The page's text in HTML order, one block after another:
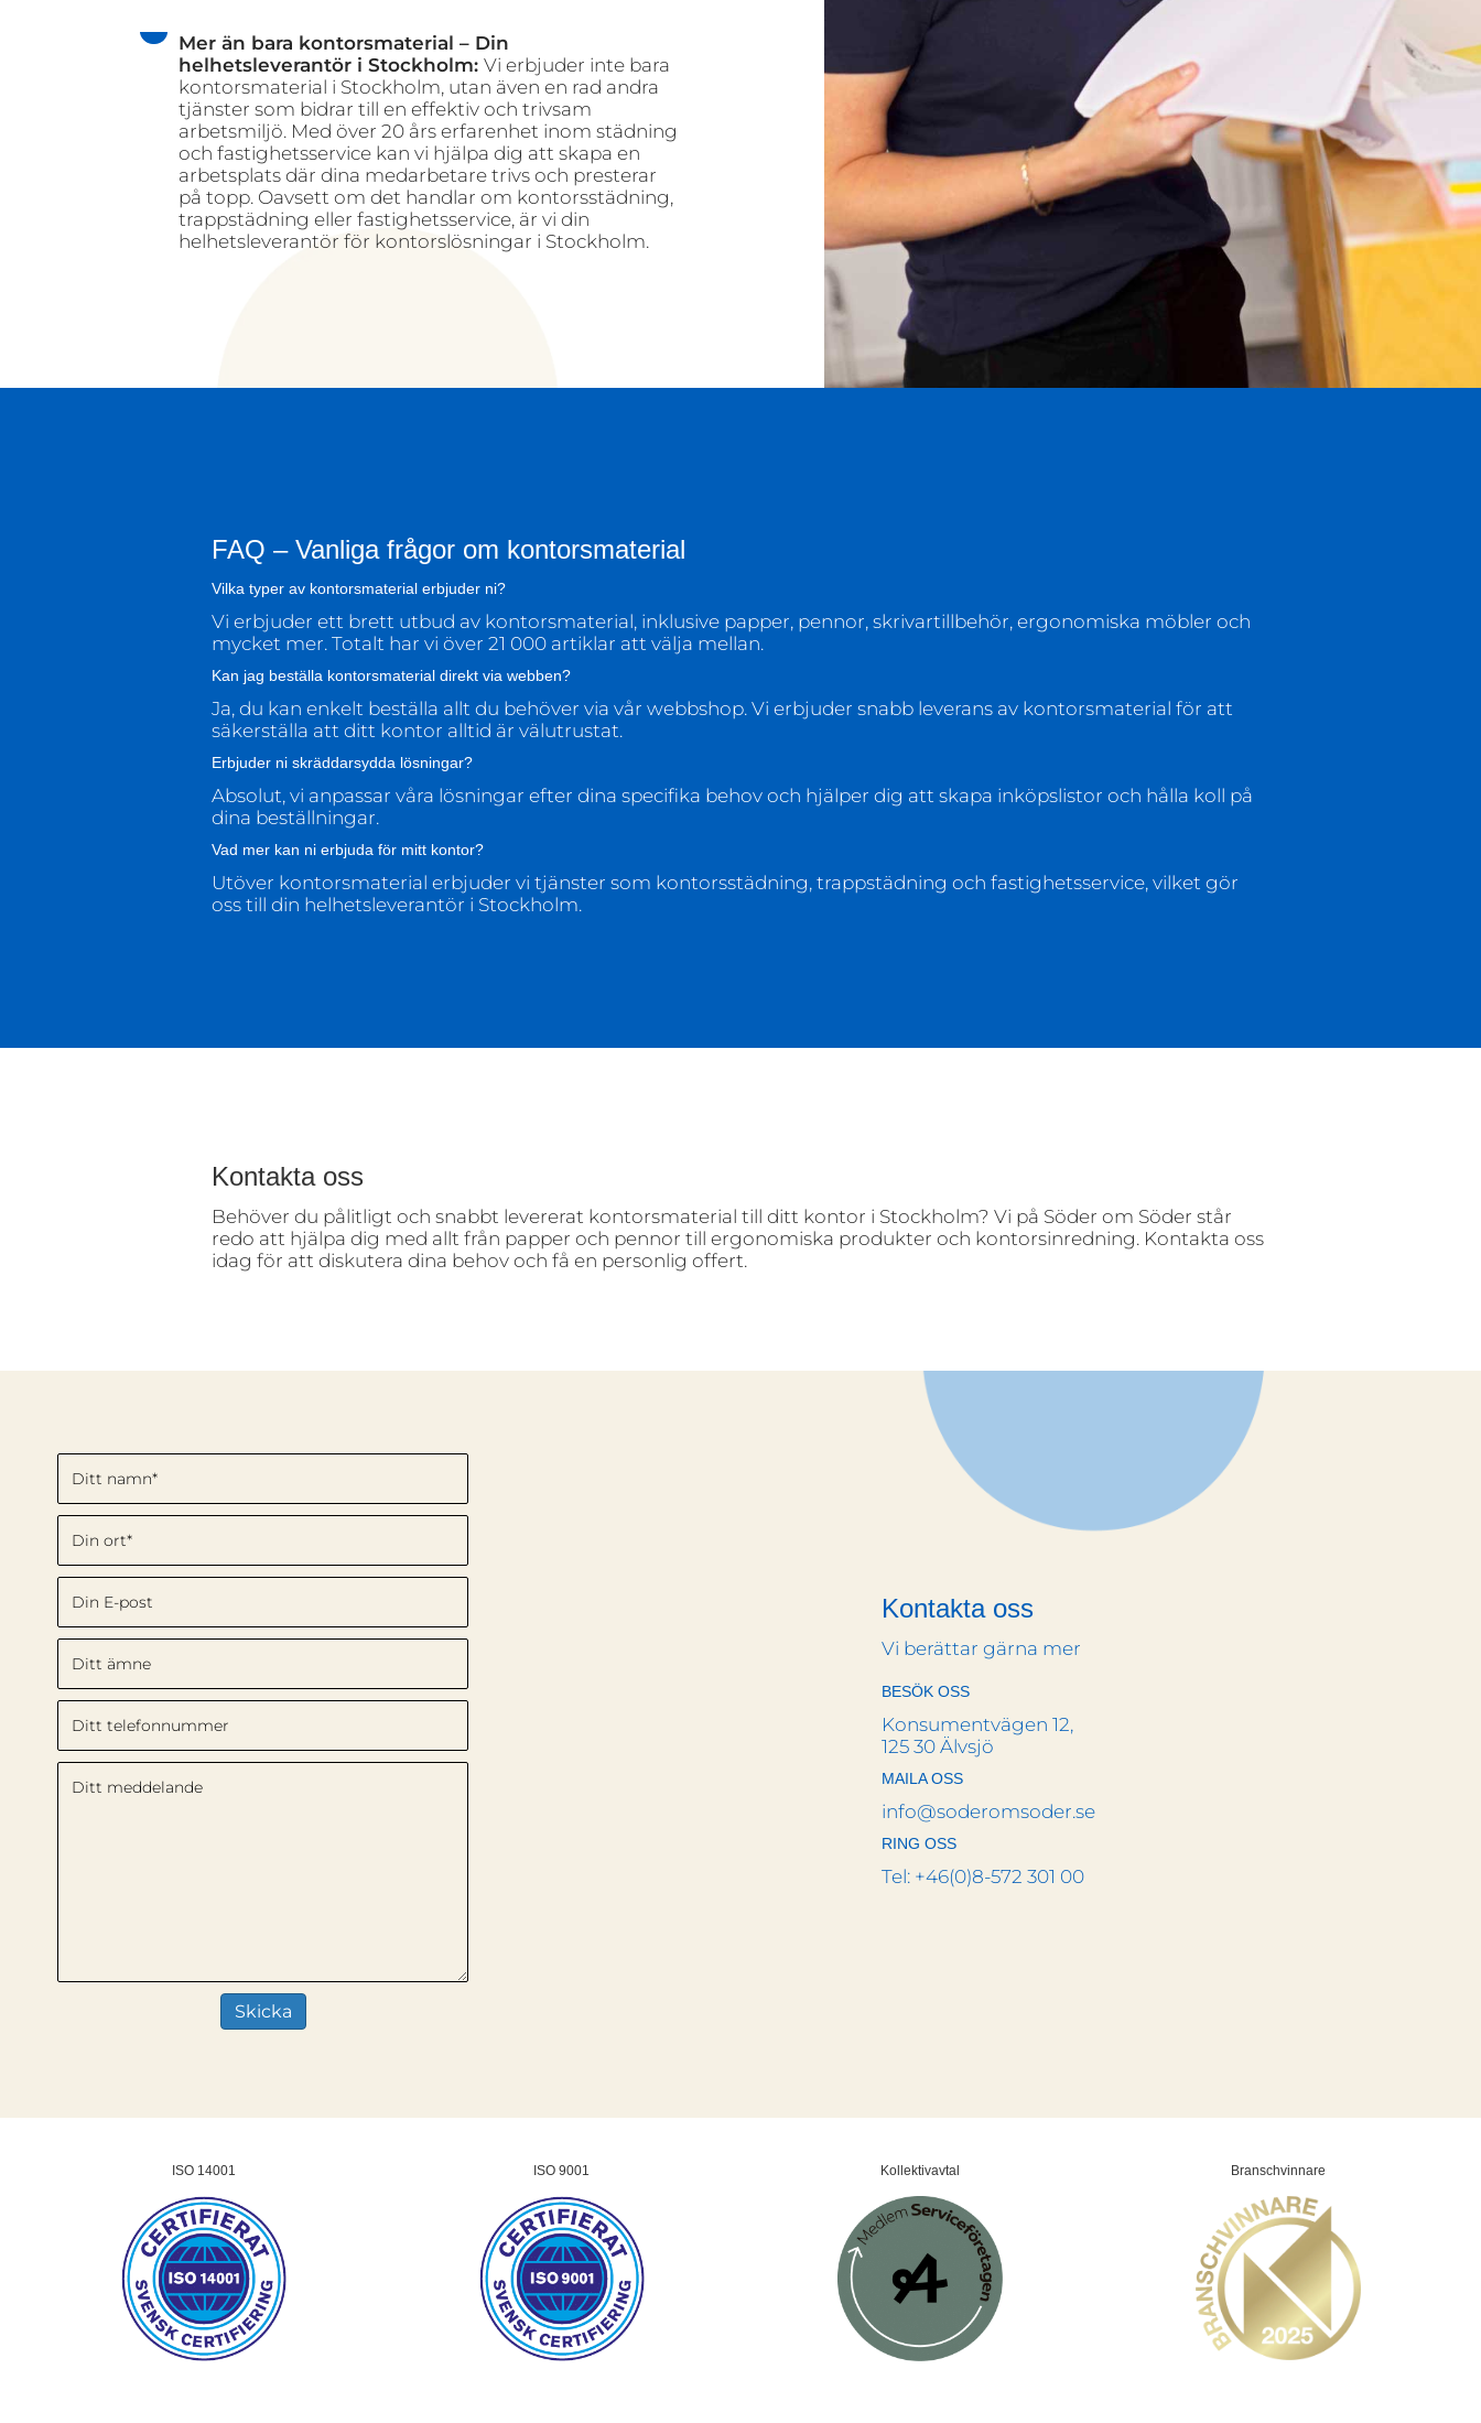
Mer än bara kontorsmaterial – Din
helhetsleverantör i Stockholm: Vi erbjuder inte bara
kontorsmaterial i Stockholm, utan även en rad andra
tjänster som bidrar till en effektiv och trivsam
arbetsmiljö. Med över 20 års erfarenhet inom städning
och fastighetsservice kan vi hjälpa dig att skapa en
arbetsplats där dina medarbetare trivs och presterar
på topp. Oavsett om det handlar om kontorsstädning,
trappstädning eller fastighetsservice, är vi din
helhetsleverantör för kontorslösningar i Stockholm.
FAQ – Vanliga frågor om kontorsmaterial
Vilka typer av kontorsmaterial erbjuder ni?
Vi erbjuder ett brett utbud av kontorsmaterial, inklusive papper, pennor, skrivartillbehör, ergonomiska möbler och
mycket mer. Totalt har vi över 21 000 artiklar att välja mellan.
Kan jag beställa kontorsmaterial direkt via webben?
Ja, du kan enkelt beställa allt du behöver via vår webbshop. Vi erbjuder snabb leverans av kontorsmaterial för att
säkerställa att ditt kontor alltid är välutrustat.
Erbjuder ni skräddarsydda lösningar?
Absolut, vi anpassar våra lösningar efter dina specifika behov och hjälper dig att skapa inköpslistor och hålla koll på
dina beställningar.
Vad mer kan ni erbjuda för mitt kontor?
Utöver kontorsmaterial erbjuder vi tjänster som kontorsstädning, trappstädning och fastighetsservice, vilket gör
oss till din helhetsleverantör i Stockholm.
Kontakta oss
Behöver du pålitligt och snabbt levererat kontorsmaterial till ditt kontor i Stockholm? Vi på Söder om Söder står
redo att hjälpa dig med allt från papper och pennor till ergonomiska produkter och kontorsinredning. Kontakta oss
idag för att diskutera dina behov och få en personlig offert.
Kontakta oss
Vi berättar gärna mer
BESÖK OSS
Konsumentvägen 12,
125 30 Älvsjö
MAILA OSS
info@soderomsoder.se
RING OSS
Tel: +46(0)8-572 301 00
ISO 14001 ISO 9001 Kollektivavtal Branschvinnare